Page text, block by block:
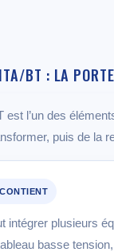
BT : LA
est l’un des
puis de la
intégrer plusieurs
basse